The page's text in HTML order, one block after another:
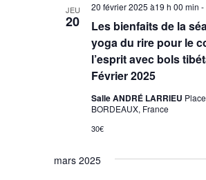
JEU
20
Les bienfaits de la
yoga du rire pour le
l’esprit avec bols
Février 2025
20 février 2025 à19 h 00 min -
Salle ANDRÉ LARRIEU
BORDEAUX, France
30€
mars 2025